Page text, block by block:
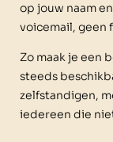
op jouw naam
voicemail, geen
Zo maak je een
steeds
zelfstandigen,
iedereen die